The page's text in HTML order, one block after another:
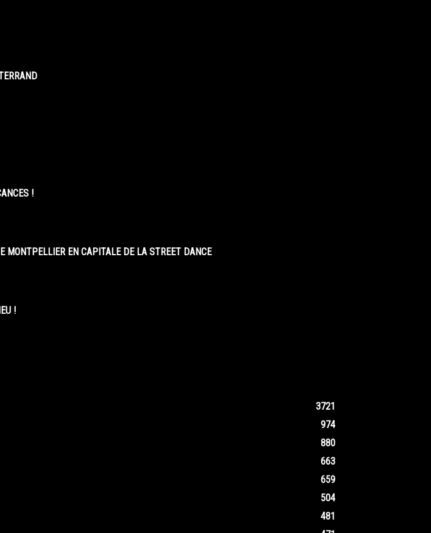
!
MONTPELLIER EN CAPITALE DE LA STREET DANCE
!
3721
974
880
663
659
504
481